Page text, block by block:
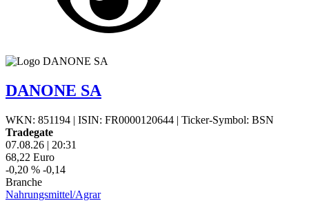
DANONE SA
WKN: 851194 | ISIN: FR0000120644 | Ticker-Symbol: BSN
Tradegate
07.08.26 | 20:31
68,22 Euro
-0,20 % -0,14
Branche
Nahrungsmittel/Agrar